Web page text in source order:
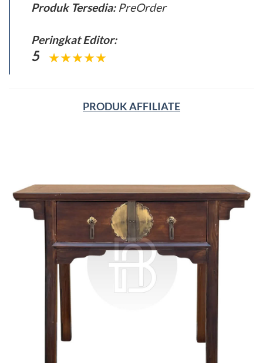
Produk Tersedia: PreOrder
Peringkat Editor:
5
PRODUK AFFILIATE